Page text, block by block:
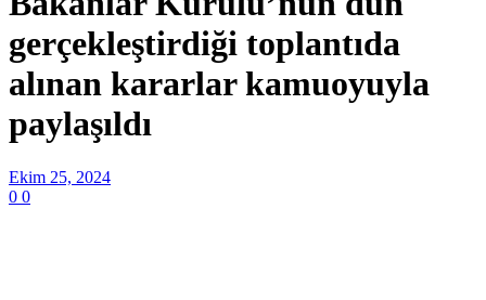
gerçekleştirdiği toplantıda
alınan kararlar kamuoyuyla
paylaşıldı
Ekim 25, 2024
0 0